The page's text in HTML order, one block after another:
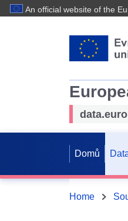
An official website of the
Domů
Home